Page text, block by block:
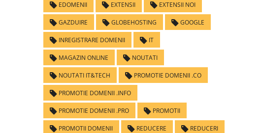
EDOMENII EXTENSII EXTENSII NOI
GAZDUIRE GLOBEHOSTING GOOGLE
INREGISTRARE DOMENII IT
MAGAZIN ONLINE NOUTATI
NOUTATI IT&TECH PROMOTIE DOMENII .CO
PROMOTIE DOMENII .INFO
PROMOTIE DOMENII .PRO PROMOTII
PROMOTII DOMENII REDUCERE REDUCERI